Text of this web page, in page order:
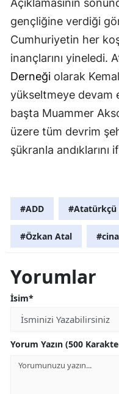
Açıklamasının
gençliğine verdiği
Cumhuriyetin her
inançlarını yineledi.
Derneği olarak
yükseltmeye devam
başta Muammer
üzere tüm devrim
şükranla andıklarını
#ADD #Atatürkçü
#Özkan Atal
Yorumlar
İsim*
Yorum Yazın (500